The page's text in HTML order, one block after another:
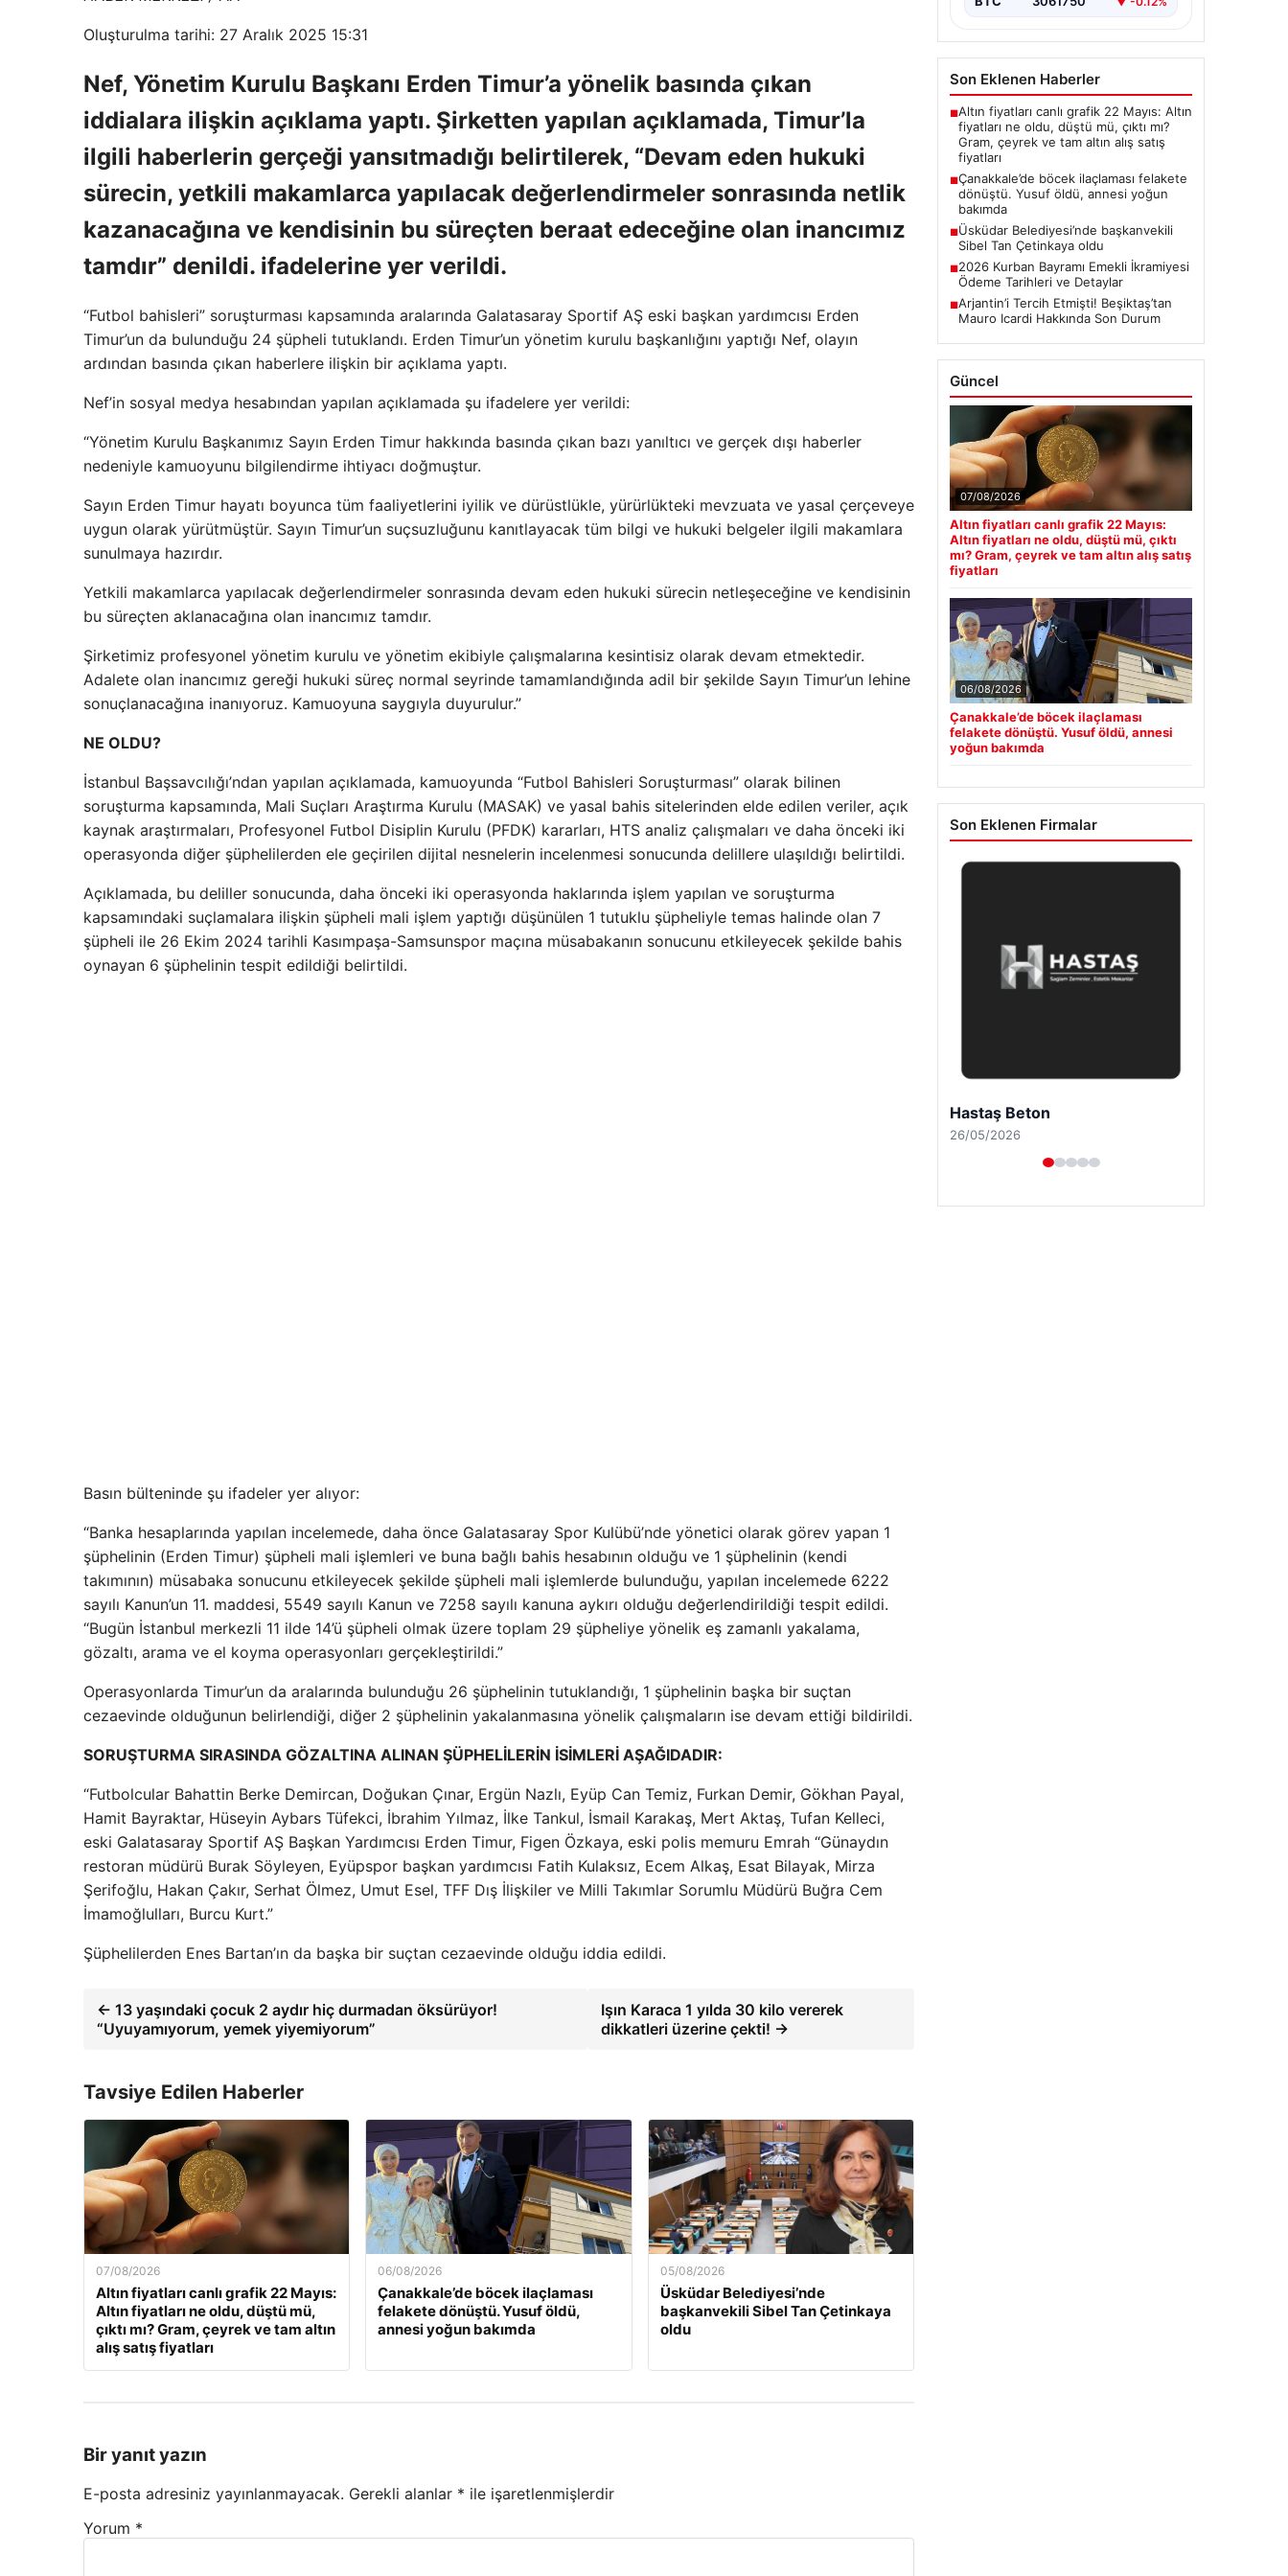
Oluşturulma tarihi: 27 Aralık 2025 15:31
Nef, Yönetim Kurulu Başkanı Erden Timur’a yönelik basında çıkan
iddialara ilişkin açıklama yaptı. Şirketten yapılan açıklamada, Timur’la
ilgili haberlerin gerçeği yansıtmadığı belirtilerek, “Devam eden hukuki
sürecin, yetkili makamlarca yapılacak değerlendirmeler sonrasında netlik
kazanacağına ve kendisinin bu süreçten beraat edeceğine olan inancımız
tamdır” denildi. ifadelerine yer verildi.
“Futbol bahisleri” soruşturması kapsamında aralarında Galatasaray Sportif AŞ eski başkan yardımcısı Erden
Timur’un da bulunduğu 24 şüpheli tutuklandı. Erden Timur’un yönetim kurulu başkanlığını yaptığı Nef, olayın
ardından basında çıkan haberlere ilişkin bir açıklama yaptı.
Nef’in sosyal medya hesabından yapılan açıklamada şu ifadelere yer verildi:
“Yönetim Kurulu Başkanımız Sayın Erden Timur hakkında basında çıkan bazı yanıltıcı ve gerçek dışı haberler
nedeniyle kamuoyunu bilgilendirme ihtiyacı doğmuştur.
Sayın Erden Timur hayatı boyunca tüm faaliyetlerini iyilik ve dürüstlükle, yürürlükteki mevzuata ve yasal çerçeveye
uygun olarak yürütmüştür. Sayın Timur’un suçsuzluğunu kanıtlayacak tüm bilgi ve hukuki belgeler ilgili makamlara
sunulmaya hazırdır.
Yetkili makamlarca yapılacak değerlendirmeler sonrasında devam eden hukuki sürecin netleşeceğine ve kendisinin
bu süreçten aklanacağına olan inancımız tamdır.
Şirketimiz profesyonel yönetim kurulu ve yönetim ekibiyle çalışmalarına kesintisiz olarak devam etmektedir.
Adalete olan inancımız gereği hukuki süreç normal seyrinde tamamlandığında adil bir şekilde Sayın Timur’un lehine
sonuçlanacağına inanıyoruz. Kamuoyuna saygıyla duyurulur.”
NE OLDU?
İstanbul Başsavcılığı’ndan yapılan açıklamada, kamuoyunda “Futbol Bahisleri Soruşturması” olarak bilinen
soruşturma kapsamında, Mali Suçları Araştırma Kurulu (MASAK) ve yasal bahis sitelerinden elde edilen veriler, açık
kaynak araştırmaları, Profesyonel Futbol Disiplin Kurulu (PFDK) kararları, HTS analiz çalışmaları ve daha önceki iki
operasyonda diğer şüphelilerden ele geçirilen dijital nesnelerin incelenmesi sonucunda delillere ulaşıldığı belirtildi.
Açıklamada, bu deliller sonucunda, daha önceki iki operasyonda haklarında işlem yapılan ve soruşturma
kapsamındaki suçlamalara ilişkin şüpheli mali işlem yaptığı düşünülen 1 tutuklu şüpheliyle temas halinde olan 7
şüpheli ile 26 Ekim 2024 tarihli Kasımpaşa-Samsunspor maçına müsabakanın sonucunu etkileyecek şekilde bahis
oynayan 6 şüphelinin tespit edildiği belirtildi.
Basın bülteninde şu ifadeler yer alıyor:
“Banka hesaplarında yapılan incelemede, daha önce Galatasaray Spor Kulübü’nde yönetici olarak görev yapan 1
şüphelinin (Erden Timur) şüpheli mali işlemleri ve buna bağlı bahis hesabının olduğu ve 1 şüphelinin (kendi
takımının) müsabaka sonucunu etkileyecek şekilde şüpheli mali işlemlerde bulunduğu, yapılan incelemede 6222
sayılı Kanun’un 11. maddesi, 5549 sayılı Kanun ve 7258 sayılı kanuna aykırı olduğu değerlendirildiği tespit edildi.
“Bugün İstanbul merkezli 11 ilde 14’ü şüpheli olmak üzere toplam 29 şüpheliye yönelik eş zamanlı yakalama,
gözaltı, arama ve el koyma operasyonları gerçekleştirildi.”
Operasyonlarda Timur’un da aralarında bulunduğu 26 şüphelinin tutuklandığı, 1 şüphelinin başka bir suçtan
cezaevinde olduğunun belirlendiği, diğer 2 şüphelinin yakalanmasına yönelik çalışmaların ise devam ettiği bildirildi.
SORUŞTURMA SIRASINDA GÖZALTINA ALINAN ŞÜPHELİLERİN İSİMLERİ AŞAĞIDADIR:
“Futbolcular Bahattin Berke Demircan, Doğukan Çınar, Ergün Nazlı, Eyüp Can Temiz, Furkan Demir, Gökhan Payal,
Hamit Bayraktar, Hüseyin Aybars Tüfekci, İbrahim Yılmaz, İlke Tankul, İsmail Karakaş, Mert Aktaş, Tufan Kelleci,
eski Galatasaray Sportif AŞ Başkan Yardımcısı Erden Timur, Figen Özkaya, eski polis memuru Emrah “Günaydın
restoran müdürü Burak Söyleyen, Eyüpspor başkan yardımcısı Fatih Kulaksız, Ecem Alkaş, Esat Bilayak, Mirza
Şerifoğlu, Hakan Çakır, Serhat Ölmez, Umut Esel, TFF Dış İlişkiler ve Milli Takımlar Sorumlu Müdürü Buğra Cem
İmamoğlulları, Burcu Kurt.”
Şüphelilerden Enes Bartan’ın da başka bir suçtan cezaevinde olduğu iddia edildi.
← 13 yaşındaki çocuk 2 aydır hiç durmadan öksürüyor!
“Uyuyamıyorum, yemek yiyemiyorum”
Işın Karaca 1 yılda 30 kilo vererek
dikkatleri üzerine çekti! →
Tavsiye Edilen Haberler
07/08/2026
Altın fiyatları canlı grafik 22 Mayıs:
Altın fiyatları ne oldu, düştü mü,
çıktı mı? Gram, çeyrek ve tam altın
alış satış fiyatları
06/08/2026
Çanakkale’de böcek ilaçlaması
felakete dönüştü. Yusuf öldü,
annesi yoğun bakımda
05/08/2026
Üsküdar Belediyesi’nde
başkanvekili Sibel Tan Çetinkaya
oldu
Bir yanıt yazın
E-posta adresiniz yayınlanmayacak. Gerekli alanlar * ile işaretlenmişlerdir
Yorum *
Son Eklenen Haberler
■Altın fiyatları canlı grafik 22 Mayıs: Altın
fiyatları ne oldu, düştü mü, çıktı mı?
Gram, çeyrek ve tam altın alış satış
fiyatları
■Çanakkale’de böcek ilaçlaması felakete
dönüştü. Yusuf öldü, annesi yoğun
bakımda
■Üsküdar Belediyesi’nde başkanvekili
Sibel Tan Çetinkaya oldu
■2026 Kurban Bayramı Emekli İkramiyesi
Ödeme Tarihleri ve Detaylar
■Arjantin’i Tercih Etmişti! Beşiktaş’tan
Mauro Icardi Hakkında Son Durum
Güncel
07/08/2026
Altın fiyatları canlı grafik 22 Mayıs:
Altın fiyatları ne oldu, düştü mü, çıktı
mı? Gram, çeyrek ve tam altın alış satış
fiyatları
06/08/2026
Çanakkale’de böcek ilaçlaması
felakete dönüştü. Yusuf öldü, annesi
yoğun bakımda
Son Eklenen Firmalar
Enes Kaplan Avukatlık Bürosu
28/04/2026